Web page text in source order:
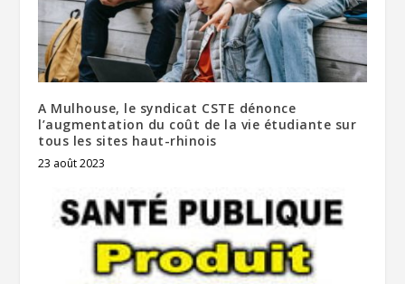
A Mulhouse, le syndicat CSTE dénonce
l’augmentation du coût de la vie étudiante sur
tous les sites haut-rhinois
23 août 2023